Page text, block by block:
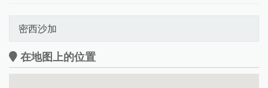
密西沙加
在地图上的位置